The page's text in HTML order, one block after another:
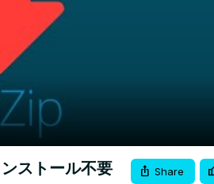
ストール不要 Share